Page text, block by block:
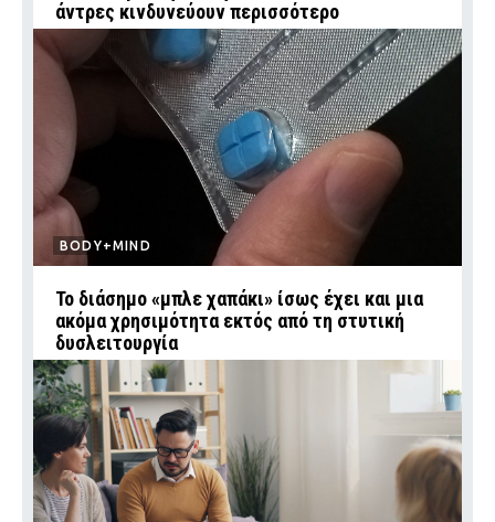
άντρες κινδυνεύουν περισσότερο
BODY+MIND
Το διάσημο «μπλε χαπάκι» ίσως έχει και μια
ακόμα χρησιμότητα εκτός από τη στυτική
δυσλειτουργία